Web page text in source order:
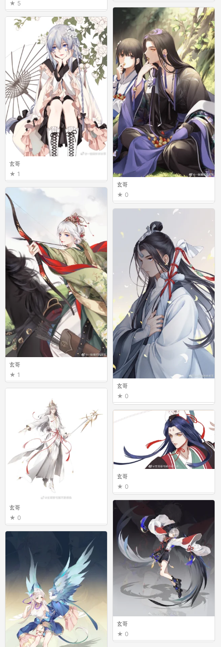
玄哥
1
5
玄哥
0
玄哥
0
玄哥
0
玄哥
0
玄哥
0
玄哥
1